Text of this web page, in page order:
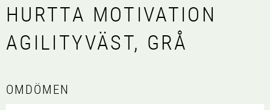
HURTTA MOTIVATION
AGILITYVÄST, GRÅ
OMDÖMEN